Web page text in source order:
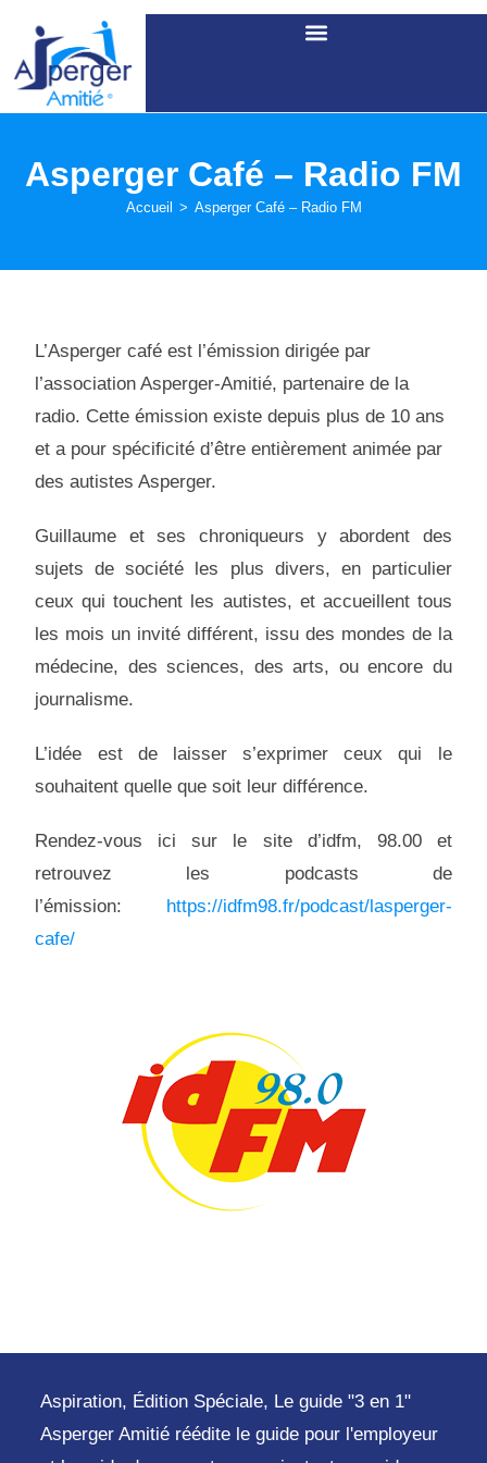
Asperger Café – Radio FM
Accueil > Asperger Café – Radio FM
L’Asperger café est l’émission dirigée par
l’association Asperger-Amitié, partenaire de la
radio. Cette émission existe depuis plus de 10 ans
et a pour spécificité d’être entièrement animée par
des autistes Asperger.
Guillaume et ses chroniqueurs y abordent des
sujets de société les plus divers, en particulier
ceux qui touchent les autistes, et accueillent tous
les mois un invité différent, issu des mondes de la
médecine, des sciences, des arts, ou encore du
journalisme.
L’idée est de laisser s’exprimer ceux qui le
souhaitent quelle que soit leur différence.
Rendez-vous ici sur le site d’idfm, 98.00 et
retrouvez les podcasts de
l’émission:
https://idfm98.fr/podcast/lasperger-
cafe/
Aspiration, Édition Spéciale, Le guide "3 en 1"
Asperger Amitié réédite le guide pour l'employeur